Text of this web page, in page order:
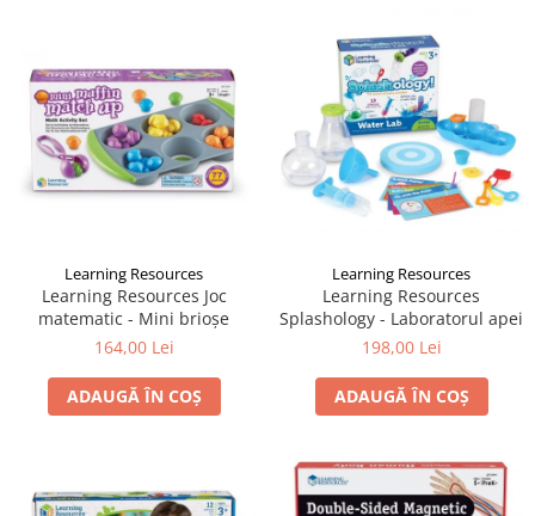
Learning Resources
Learning Resources Joc
matematic - Mini brioşe
164,00 Lei
ADAUGĂ ÎN COȘ
Learning Resources
Learning Resources
Splashology - Laboratorul apei
198,00 Lei
ADAUGĂ ÎN COȘ